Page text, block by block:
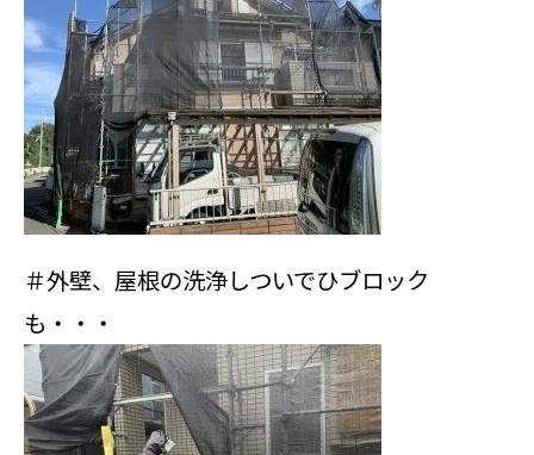
＃外壁、屋根の洗浄しついでひブロック
も・・・